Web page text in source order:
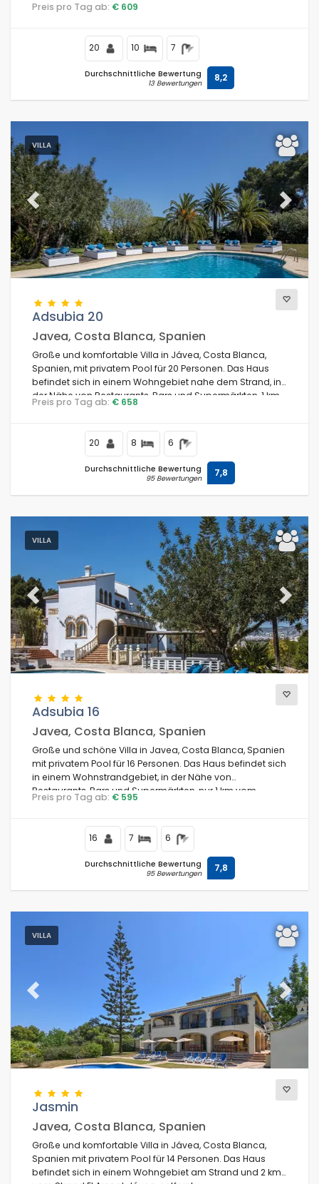
Preis pro Tag ab: € 609
20 10 7
Durchschnittliche Bewertung
13 Bewertungen 8,2
VILLA
Previous Next
Adsubia 20
Javea, Costa Blanca, Spanien
Große und komfortable Villa in Jávea, Costa Blanca,
Spanien, mit privatem Pool für 20 Personen. Das Haus
befindet sich in einem Wohngebiet nahe dem Strand, in
der Nähe von Restaurants, Bars und Supermärkten, 1 km
vom Strand El Arenal, Jávea, und 1 km vom Mittelmeer,
Preis pro Tag ab: € 658
20 8 6
Durchschnittliche Bewertung
95 Bewertungen 7,8
VILLA
Previous Next
Adsubia 16
Javea, Costa Blanca, Spanien
Große und schöne Villa in Javea, Costa Blanca, Spanien
mit privatem Pool für 16 Personen. Das Haus befindet sich
in einem Wohnstrandgebiet, in der Nähe von
Restaurants, Bars und Supermärkten, nur 1 km vom
Strand El Arenal, Javea und dem Mittelmeer entfernt.
Preis pro Tag ab: € 595
16 7 6
Durchschnittliche Bewertung
95 Bewertungen 7,8
VILLA
Previous Next
Jasmin
Javea, Costa Blanca, Spanien
Große und komfortable Villa in Jávea, Costa Blanca,
Spanien mit privatem Pool für 14 Personen. Das Haus
befindet sich in einem Wohngebiet am Strand und 2 km